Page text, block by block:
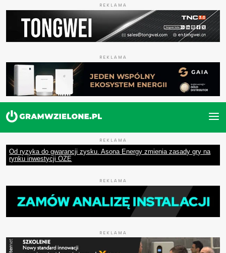
REKLAMA
REKLAMA
REKLAMA
Od ryzyka do gwarancji zysku. Asona Energy zmienia zasady gry na
rynku inwestycji OZE
REKLAMA
REKLAMA